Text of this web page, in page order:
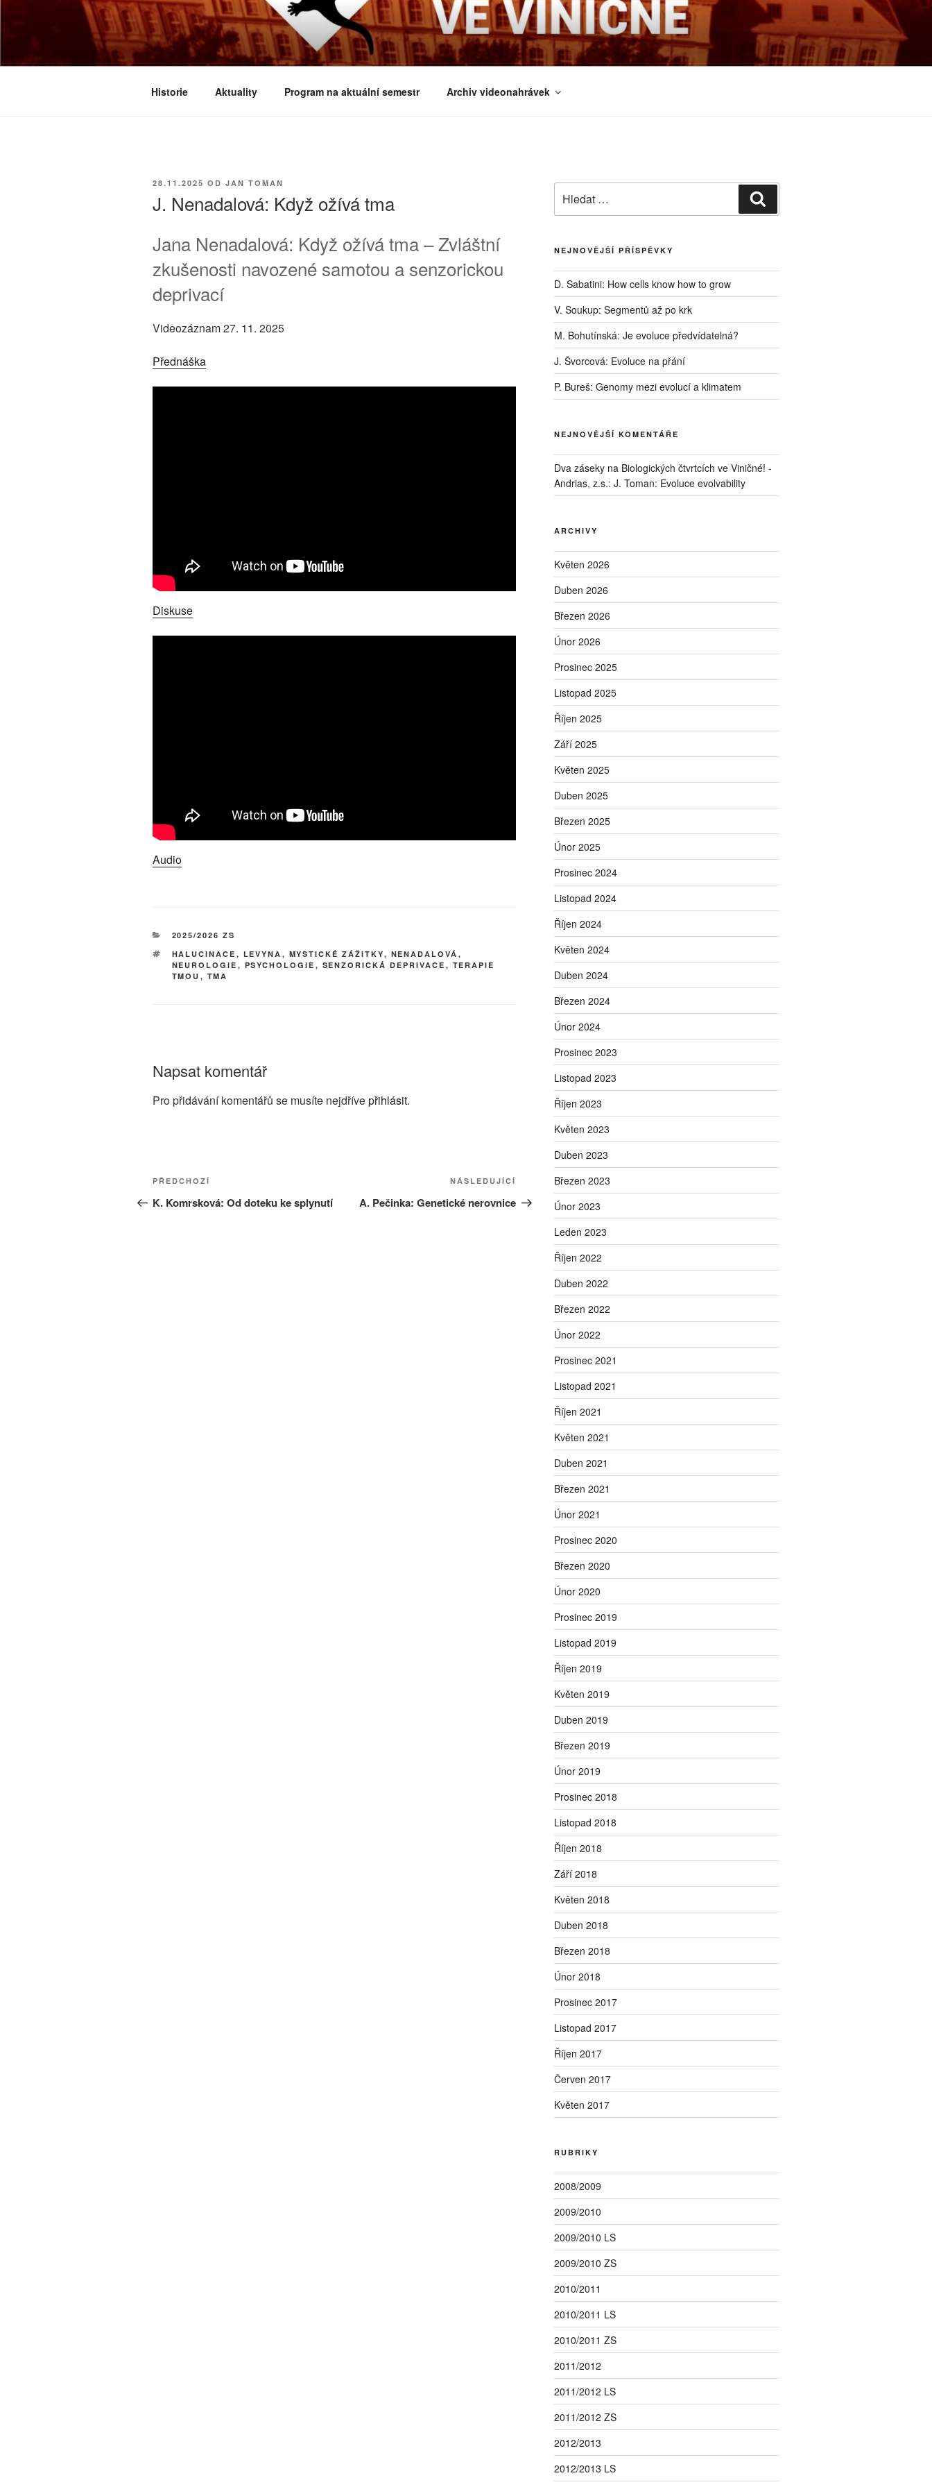
Přejít
webu
BIOLOGICKÉ ČTVRTKY VE VINIČNÉ
Určeno všem zájemcům o evoluci a obecnější biologická témata
Historie Aktuality Program na aktuální semestr Archiv videonahrávek
PUBLIKOVÁNO
28.11.2025 OD JAN TOMAN
J. Nenadalová: Když ožívá tma
Jana Nenadalová: Když ožívá tma – Zvláštní
zkušenosti navozené samotou a senzorickou
deprivací
Videozáznam 27. 11. 2025
Přednáška
Diskuse
Audio
RUBRIKY
2025/2026 ZS
ŠTÍTKY
HALUCINACE , LEVYNA , MYSTICKÉ ZÁŽITKY, NENADALOVÁ ,
NEUROLOGIE , PSYCHOLOGIE , SENZORICKÁ DEPRIVACE , TERAPIE
TMOU , TMA
Napsat komentář
Pro přidávání komentářů se musíte nejdřívepřihlásit.
Navigace
pro
Předchozí
příspěvek
PŘEDCHOZÍ
K. Komrsková: Od doteku ke splynutí
Následující
příspěvek
NÁSLEDUJÍCÍ
A. Pečinka: Genetické nerovnice
NEJNOVĚJŠÍ PŘÍSPĚVKY
D. Sabatini: How cells know how to grow
V. Soukup: Segmentů až po krk
M. Bohutínská: Je evoluce předvídatelná?
J. Švorcová: Evoluce na přání
P. Bureš: Genomy mezi evolucí a klimatem
NEJNOVĚJŠÍ KOMENTÁŘE
Dva záseky na Biologických čtvrtcích ve Viničné! -
Andrias, z.s.: J. Toman: Evoluce evolvability
ARCHIVY
Květen 2026
Duben 2026
Březen 2026
Únor 2026
Prosinec 2025
Listopad 2025
Říjen 2025
Září 2025
Květen 2025
Duben 2025
Březen 2025
Únor 2025
Prosinec 2024
Listopad 2024
Říjen 2024
Květen 2024
Duben 2024
Březen 2024
Únor 2024
Prosinec 2023
Listopad 2023
Říjen 2023
Květen 2023
Duben 2023
Březen 2023
Únor 2023
Leden 2023
Říjen 2022
Duben 2022
Březen 2022
Únor 2022
Prosinec 2021
Listopad 2021
Říjen 2021
Květen 2021
Duben 2021
Březen 2021
Únor 2021
Prosinec 2020
Březen 2020
Únor 2020
Prosinec 2019
Listopad 2019
Říjen 2019
Květen 2019
Duben 2019
Březen 2019
Únor 2019
Prosinec 2018
Listopad 2018
Říjen 2018
Září 2018
Květen 2018
Duben 2018
Březen 2018
Únor 2018
Prosinec 2017
Listopad 2017
Říjen 2017
Červen 2017
Květen 2017
RUBRIKY
2008/2009
2009/2010
2009/2010 LS
2009/2010 ZS
2010/2011
2010/2011 LS
2010/2011 ZS
2011/2012
2011/2012 LS
2011/2012 ZS
2012/2013
2012/2013 LS